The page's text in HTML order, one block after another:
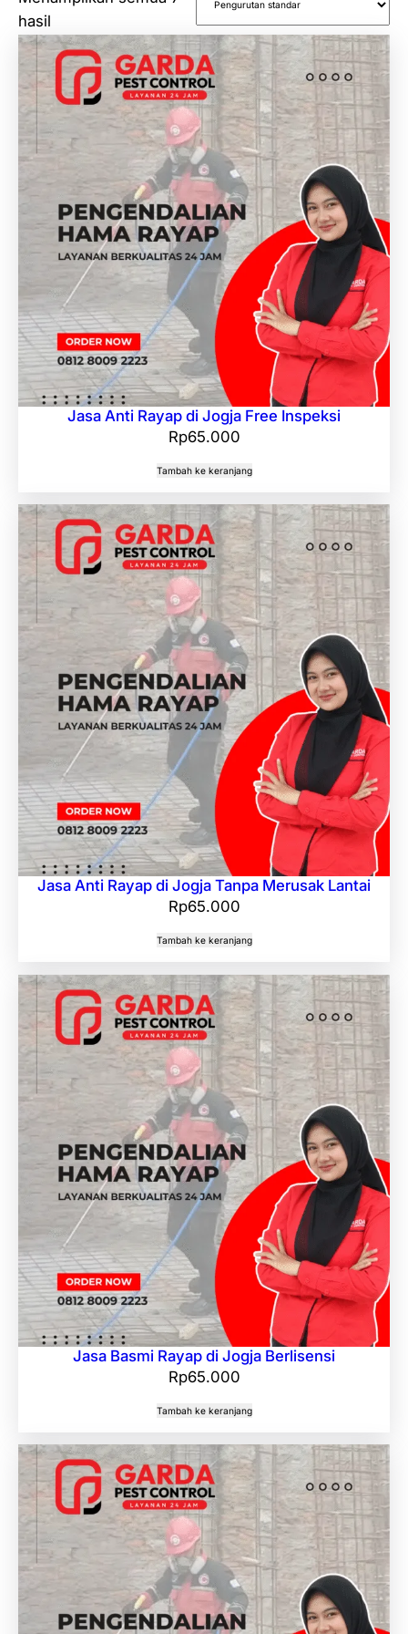
hasil
Jasa Anti Rayap di Jogja Free Inspeksi
Rp65.000
Tambah ke keranjang
Jasa Anti Rayap di Jogja Tanpa Merusak Lantai
Rp65.000
Tambah ke keranjang
Jasa Basmi Rayap di Jogja Berlisensi
Rp65.000
Tambah ke keranjang